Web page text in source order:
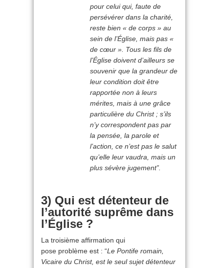
pour celui qui, faute de
persévérer dans la charité,
reste bien « de corps » au
sein de l’Église, mais pas «
de cœur ». Tous les fils de
l’Église doivent d’ailleurs se
souvenir que la grandeur de
leur condition doit être
rapportée non à leurs
mérites, mais à une grâce
particulière du Christ ; s’ils
n’y correspondent pas par
la pensée, la parole et
l’action, ce n’est pas le salut
qu’elle leur vaudra, mais un
plus sévère jugement”.
3) Qui est détenteur de
l’autorité suprême dans
l’Église ?
La troisième affirmation qui
pose problème est : “Le Pontife romain,
Vicaire du Christ, est le seul sujet détenteur